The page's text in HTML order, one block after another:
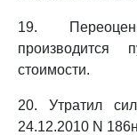
19.
производится
стоимости.
20. Утратил
24.12.2010 N